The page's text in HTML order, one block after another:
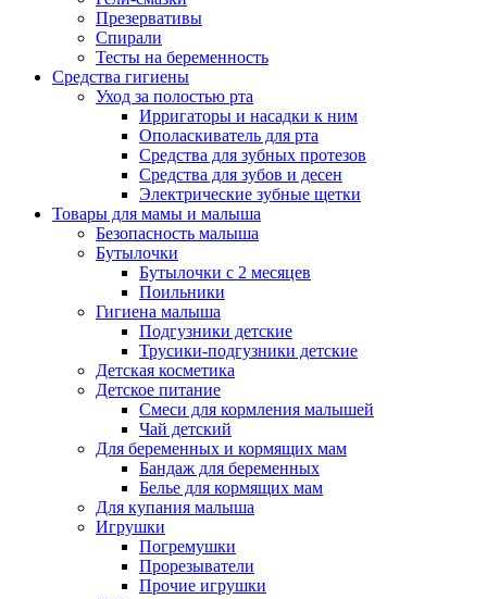
Презервативы
Спирали
Тесты на беременность
Средства гигиены
Уход за полостью рта
Ирригаторы и насадки к ним
Ополаскиватель для рта
Средства для зубных протезов
Средства для зубов и десен
Электрические зубные щетки
Товары для мамы и малыша
Безопасность малыша
Бутылочки
Бутылочки с 2 месяцев
Поильники
Гигиена малыша
Подгузники детские
Трусики-подгузники детские
Детская косметика
Детское питание
Смеси для кормления малышей
Чай детский
Для беременных и кормящих мам
Бандаж для беременных
Белье для кормящих мам
Для купания малыша
Игрушки
Погремушки
Прорезыватели
Прочие игрушки